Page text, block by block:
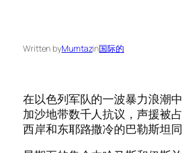
Written byMumtazin国际的
在以色列军队的一波暴力浪潮
加沙地带数千人抗议，声援被
西岸和东耶路撒冷的巴勒斯坦同